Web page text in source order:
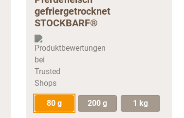
gefriergetrocknet
STOCKBARF®
80 g 200 g 1 kg